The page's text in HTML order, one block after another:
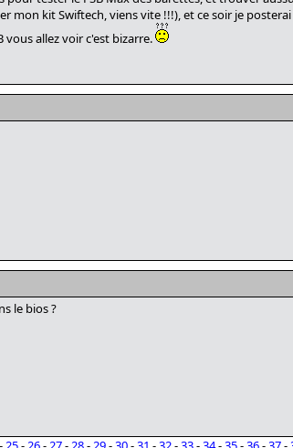
mon kit Swiftech, viens vite !!!), et ce soir je
vous allez voir c'est bizarre.
le bios ?